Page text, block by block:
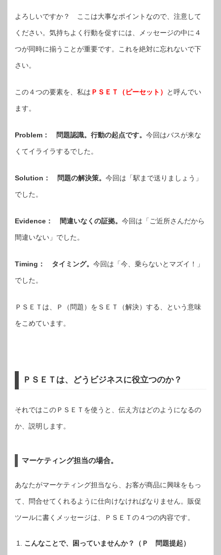
よろしいですか？ ここは大事なポイントなので、注意して
ください。気持ちよく行動を促すには、メッセージの中に４
つが同時に揃うことが重要です。これを絶対に忘れないで下
さい。
この４つの要素を、私は ＰＳＥＴ（ピーセット） と呼んでい
ます。
Problem： 問題認識。行動の起点です。 今回はバスが来な
くてイライラするでした。
Solution： 問題の解決策。 今回は「駅まで送りましょう」
でした。
Evidence： 間違いなくの証拠。 今回は「ご近所さんだから
間違いない」でした。
Timing： タイミング。 今回は「今、乗らないとマズイ！」
でした。
ＰＳＥＴは、Ｐ（問題）をＳＥＴ（解決）する、という意味
をこめています。
ＰＳＥＴは、どうビジネスに役立つのか？
それではこのＰＳＥＴを使うと、伝え方はどのようになるの
か、説明します。
マーケティング担当の場合。
あなたがマーケティング担当なら、お客が商品に興味をもっ
て、問合せてくれるように仕向けなければなりません。販促
ツールに書くメッセージは、ＰＳＥＴの４つの内容です。
こんなことで、困っていませんか？（Ｐ 問題提起）